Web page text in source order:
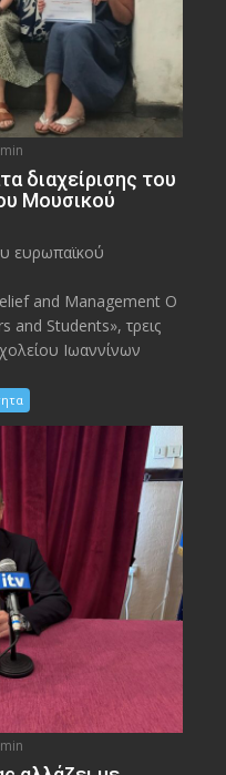
διαχείρισης του
Μουσικού
ευρωπαϊκού
and Management O
and Students», τρεις
Ιωαννίνων